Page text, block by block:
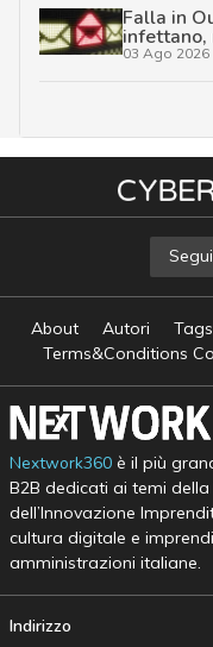
Falla in
infettano,
03 Ago 2026
About Autori Tags
Terms&Conditions
Nextwork360è il più
B2B dedicati ai temi
dell’Innovazione
cultura digitale e
amministrazioni italiane.
Indirizzo